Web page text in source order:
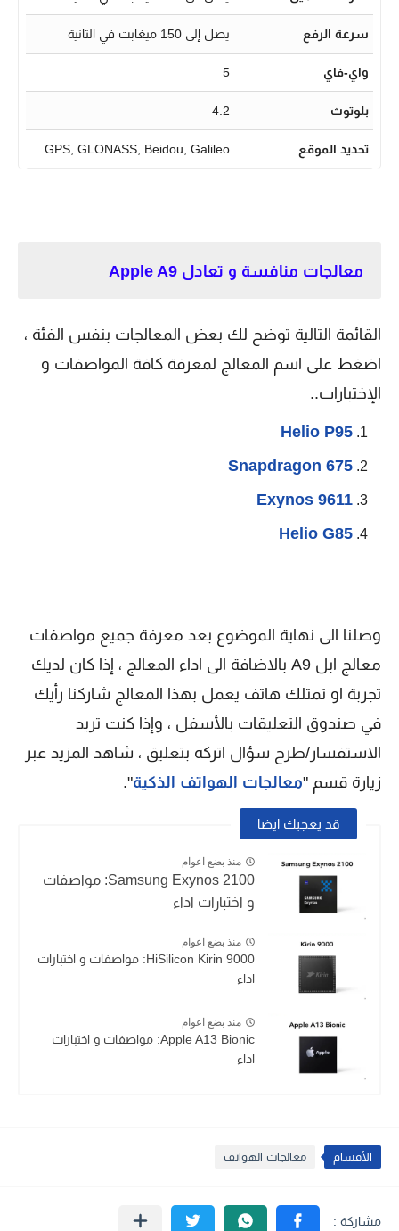
سرعة الرفع يصل إلى 150 ميغابت في الثانية
واي-فاي 5
بلوتوث 4.2
تحديد الموقع GPS, GLONASS, Beidou, Galileo
معالجات منافسة و تعادل Apple A9
القائمة التالية توضح لك بعض المعالجات بنفس الفئة ،
اضغط على اسم المعالج لمعرفة كافة المواصفات و
الإختبارات..
Helio P95
Snapdragon 675
Exynos 9611
Helio G85
وصلنا الى نهاية الموضوع بعد معرفة جميع مواصفات
معالج ابل A9 بالاضافة الى اداء المعالج ، إذا كان لديك
تجربة او تمتلك هاتف يعمل بهذا المعالج شاركنا رأيك
في صندوق التعليقات بالأسفل ، وإذا كنت تريد
الاستفسار/طرح سؤال اتركه بتعليق ، شاهد المزيد عبر
زيارة قسم "معالجات الهواتف الذكية".
قد يعجبك ايضا
منذ بضع اعوام
Samsung Exynos 2100: مواصفات
و اختبارات اداء
منذ بضع اعوام
HiSilicon Kirin 9000: مواصفات و اختبارات
اداء
منذ بضع اعوام
Apple A13 Bionic: مواصفات و اختبارات
اداء
الأقسام معالجات الهواتف